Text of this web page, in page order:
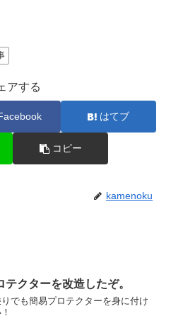
アする
はてブ
コピー
kamenoku
テクターを改造したぞ。
でも簡易プロテクターを身に付け